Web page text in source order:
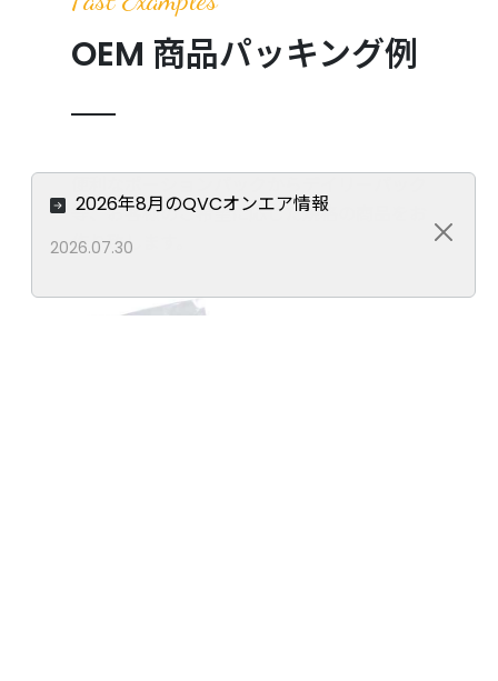
OEM 商品パッキング例
等、お客様のご希望に応じた規格の商品をお
作り致します。
2026年8月のQVCオンエア情報
2026.07.30 Close